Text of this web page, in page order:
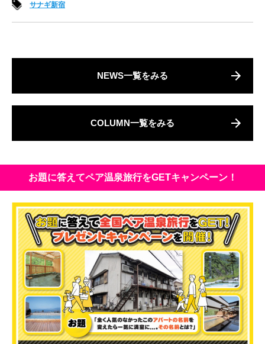
サナギ新宿
NEWS一覧をみる
COLUMN一覧をみる
お題に答えてペア温泉旅行をGETキャンペーン！